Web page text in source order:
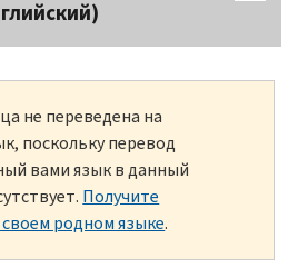
не переведена на
поскольку перевод
вами язык в данный
Получите
родном языке.